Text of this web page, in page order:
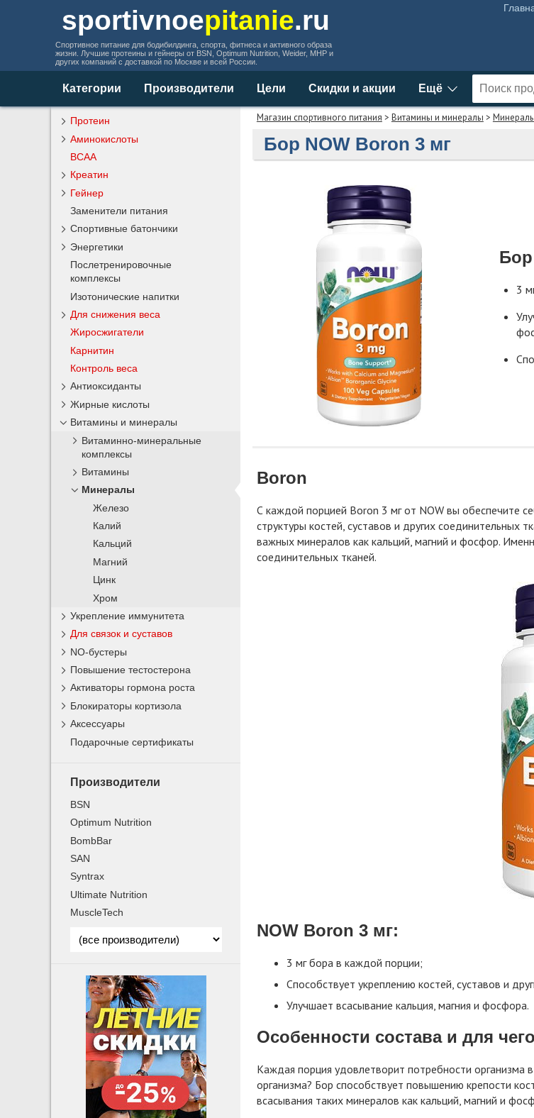
sportivnoepitanie.ru
Спортивное питание для бодибилдинга, спорта, фитнеса и активного образа
жизни. Лучшие протеины и гейнеры от BSN, Optimum Nutrition, Weider, MHP и
других компаний с доставкой по Москве и всей России.
Категории Производители Цели Скидки и акции Ещё
Магазин спортивного питания > Витамины и минералы >
Бор NOW Boron 3 мг
Бор
3
Boron
С каждой порцией Boron 3 мг от NOW вы обеспечите
структуры костей, суставов и других соединительных
важных минералов как кальций, магний и фосфор.
соединительных тканей.
NOW Boron 3 мг:
3 мг бора в каждой порции;
Способствует укреплению костей, суставов и
Улучшает всасывание кальция, магния и фосфора.
Особенности состава и для
Каждая порция удовлетворит потребности организма
организма? Бор способствует повышению крепости
всасывания таких минералов как кальций, магний и
Протеин
Аминокислоты
BCAA
Креатин
Гейнер
Заменители питания
Спортивные батончики
Энергетики
Послетренировочные
комплексы
Изотонические напитки
Для снижения веса
Жиросжигатели
Карнитин
Контроль веса
Антиоксиданты
Жирные кислоты
Витамины и минералы
Витаминно-минеральные
комплексы
Витамины
Минералы
Железо
Калий
Кальций
Магний
Цинк
Хром
Укрепление иммунитета
Для связок и суставов
NO-бустеры
Повышение тестостерона
Активаторы гормона роста
Блокираторы кортизола
Аксессуары
Подарочные сертификаты
Производители
BSN
Optimum Nutrition
BombBar
SAN
Syntrax
Ultimate Nutrition
MuscleTech